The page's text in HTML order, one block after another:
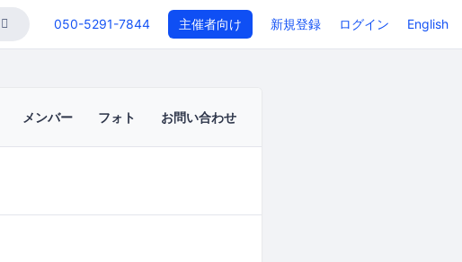
050-5291-7844 主催者向け 新規登録 ログイン English
メンバー フォト お問い合わせ